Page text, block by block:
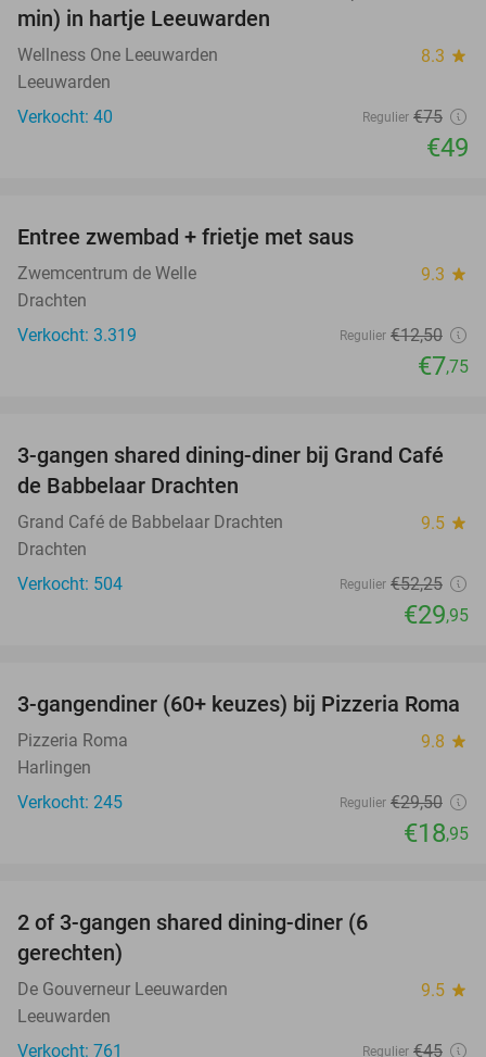
min) in hartje Leeuwarden
Wellness One Leeuwarden 8.3 star
Leeuwarden
Verkocht: 40
Regulier €75
€49
Entree zwembad + frietje met saus
Zwemcentrum de Welle 9.3 star
Drachten
Verkocht: 3.319
Regulier €12,50
€7,75
43%
3-gangen shared dining-diner bij Grand Café
de Babbelaar Drachten
Grand Café de Babbelaar Drachten 9.5 star
Drachten
Verkocht: 504
Regulier €52,25
€29,95
36%
3-gangendiner (60+ keuzes) bij Pizzeria Roma
Pizzeria Roma 9.8 star
Harlingen
Verkocht: 245
Regulier €29,50
€18,95
2 of 3-gangen shared dining-diner (6
gerechten)
De Gouverneur Leeuwarden 9.5 star
Leeuwarden
Verkocht: 761
Regulier €45